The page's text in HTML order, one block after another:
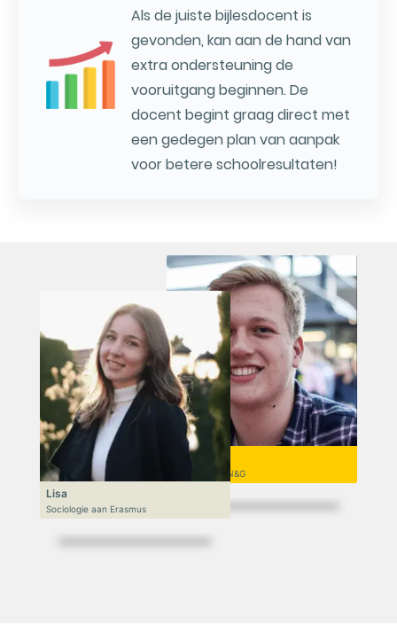
Als de juiste bijlesdocent is
gevonden, kan aan de hand van
extra ondersteuning de
vooruitgang beginnen. De
docent begint graag direct met
een gedegen plan van aanpak
voor betere schoolresultaten!
Niek
VWO 6, N&T/N&G
Lisa
Sociologie aan Erasmus